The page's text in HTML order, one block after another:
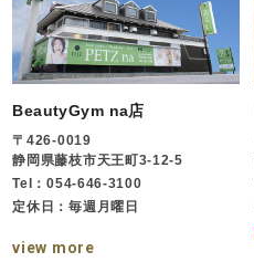
BeautyGym na店
〒426-0019
静岡県藤枝市天王町3-12-5
Tel：054-646-3100
定休日：毎週月曜日
view more